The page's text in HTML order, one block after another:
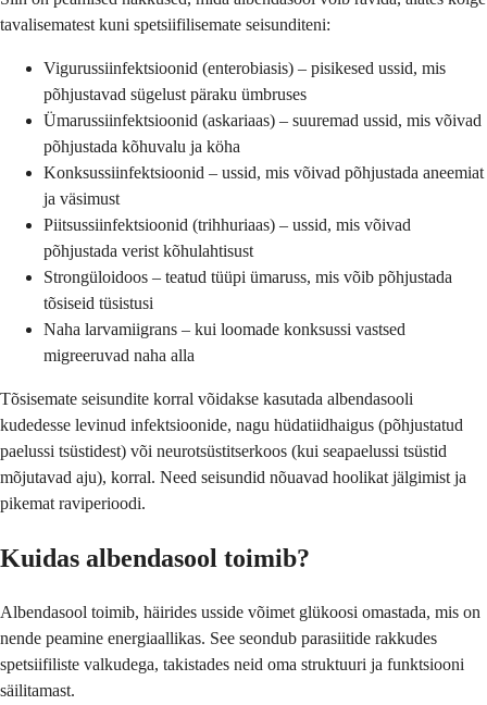
tavalisematest kuni spetsiifilisemate seisunditeni:
Vigurussiinfektsioonid (enterobiasis) – pisikesed ussid, mis
põhjustavad sügelust päraku ümbruses
Ümarussiinfektsioonid (askariaas) – suuremad ussid, mis võivad
põhjustada kõhuvalu ja köha
Konksussiinfektsioonid – ussid, mis võivad põhjustada aneemiat
ja väsimust
Piitsussiinfektsioonid (trihhuriaas) – ussid, mis võivad
põhjustada verist kõhulahtisust
Strongüloidoos – teatud tüüpi ümaruss, mis võib põhjustada
tõsiseid tüsistusi
Naha larvamiigrans – kui loomade konksussi vastsed
migreeruvad naha alla
Tõsisemate seisundite korral võidakse kasutada albendasooli
kudedesse levinud infektsioonide, nagu hüdatiidhaigus (põhjustatud
paelussi tsüstidest) või neurotsüstitserkoos (kui seapaelussi tsüstid
mõjutavad aju), korral. Need seisundid nõuavad hoolikat jälgimist ja
pikemat raviperioodi.
Kuidas albendasool toimib?
Albendasool toimib, häirides usside võimet glükoosi omastada, mis on
nende peamine energiaallikas. See seondub parasiitide rakkudes
spetsiifiliste valkudega, takistades neid oma struktuuri ja funktsiooni
säilitamast.